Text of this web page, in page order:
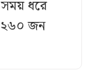
সময় ধরে
২৬০ জন